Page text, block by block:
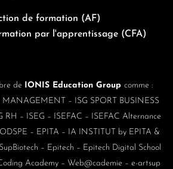
de formation (AF)
par l'apprentissage (CFA)
de IONIS Education Group comme :
MANAGEMENT – ISG SPORT BUSINESS
RH – ISEG – ISEFAC – ISEFAC Alternance
– EPITA – IA INSTITUT by EPITA &
SupBiotech – Epitech – Epitech Digital School
Academy– Web@cademie – e-artsup